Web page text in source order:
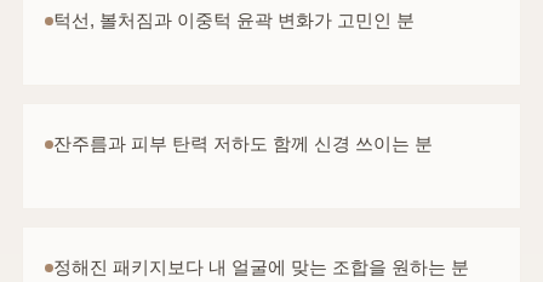
턱선, 볼처짐과 이중턱 윤곽 변화가 고민인 분
잔주름과 피부 탄력 저하도 함께 신경 쓰이는 분
정해진 패키지보다 내 얼굴에 맞는 조합을 원하는 분